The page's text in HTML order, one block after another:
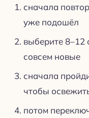
сначала
уже подошёл
выберите 8–12
совсем новые
сначала
чтобы
потом